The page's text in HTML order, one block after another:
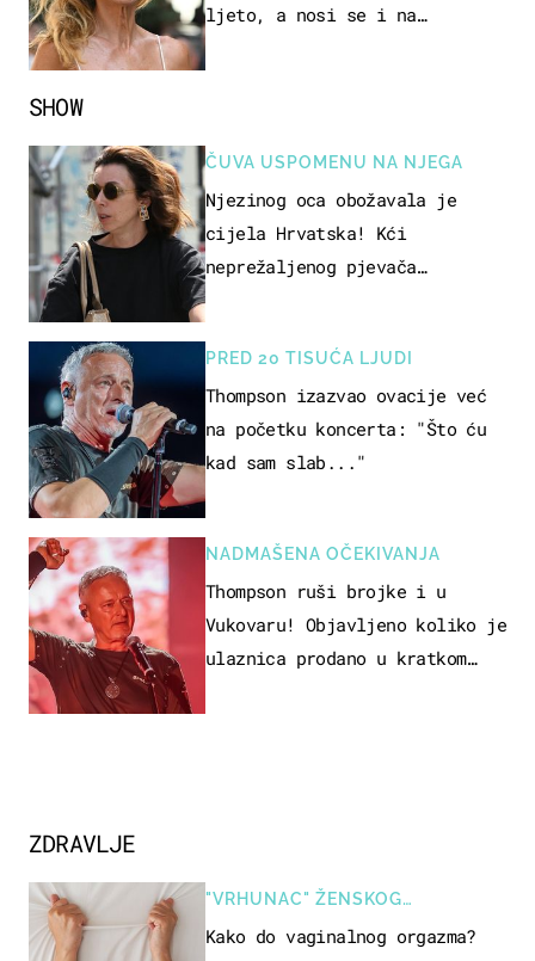
SHOW
ČUVA USPOMENU NA NJEGA
Njezinog oca obožavala je
cijela Hrvatska! Kći
neprežaljenog pjevača
PRED 20 TISUĆA LJUDI
Thompson izazvao ovacije već
na početku koncerta: "Što ću
kad sam slab..."
NADMAŠENA OČEKIVANJA
Thompson ruši brojke i u
Vukovaru! Objavljeno koliko je
ulaznica prodano u kratkom
ZDRAVLJE
"VRHUNAC" ŽENSKOG
SEKSUALNOG ISKUSTVA
Kako do vaginalnog orgazma?
ljeto, a nosi se i na